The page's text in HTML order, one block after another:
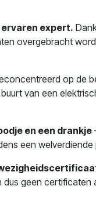
ervaren expert.
overgebracht
op de
van een
en een drankje
een welverdiende
geen